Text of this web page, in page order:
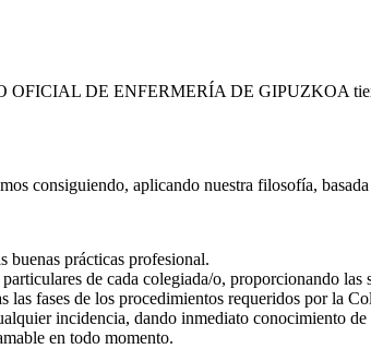
DE ENFERMERÍA DE GIPUZKOA
consiguiendo, aplicando nuestra filosofía,
buenas prácticas profesional.
de cada colegiada/o, proporcionando las
las fases de los procedimientos requeridos por la
incidencia, dando inmediato conocimiento
en todo momento.